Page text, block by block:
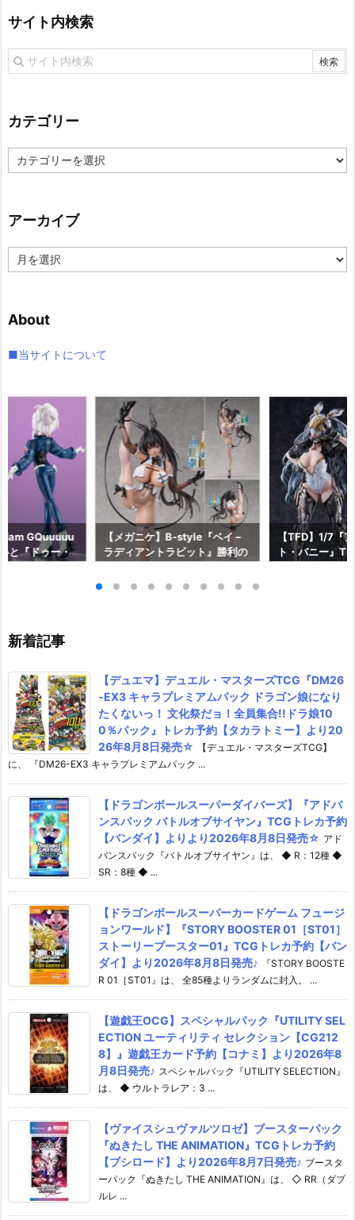
サイト内検索
カテゴリー
カ
テ
ー
アーカイブ
ー
ブ
About
■当サイトについて
GQuuuuu
と『ドゥー・
【メガニケ】B-style『ベイ –
ラディアントラビット』勝利の
約【フリーイング】より2026
【TFD】1/7『
ト・バニー』
新着記事
【デュエマ】デュエル・マスターズTCG『DM26
-EX3 キャラプレミアムパック ドラゴン娘になり
たくないっ！ 文化祭だョ！全員集合!!ドラ娘10
0％パック』トレカ予約【タカラトミー】より20
26年8月8日発売☆
【デュエル・マスターズTCG】
に、 『DM26-EX3 キャラプレミアムパック ...
【ドラゴンボールスーパーダイバーズ】『アドバ
ンスパック バトルオブサイヤン』TCGトレカ予約
【バンダイ】よりより2026年8月8日発売☆ アド
バンスパック『バトルオブサイヤン』は、 ◆ R：12種 ◆
SR：8種 ◆ ...
【ドラゴンボールスーパーカードゲーム フュージ
ョンワールド】『STORY BOOSTER 01［ST01］
ストーリーブースター01』TCGトレカ予約【バン
ダイ】より2026年8月8日発売♪
『STORY BOOSTE
R 01［ST01』は、 全85種よりランダムに封入。 ...
【遊戯王OCG】スペシャルパック『UTILITY SEL
ECTION ユーティリティ セレクション【CG212
8】』遊戯王カード予約【コナミ】より2026年8
月8日発売♪ スペシャルパック『UTILITY SELECTION』
は、 ◆ ウルトラレア：3 ...
【ヴァイスシュヴァルツロゼ】ブースターパック
『ぬきたし THE ANIMATION』TCGトレカ予約
【ブシロード】より2026年8月7日発売♪ ブースタ
ーパック『ぬきたし THE ANIMATION』は、 ◇ RR（ダブ
ルレ ...